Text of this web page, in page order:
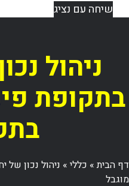
שיחה עם נציג
ניהול
בתקופת
דף הבית» כללי » ניהול נכון
מוגבל